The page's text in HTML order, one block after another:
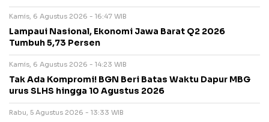
Kamis, 6 Agustus 2026 - 16:47 WIB
Lampaui Nasional, Ekonomi Jawa Barat Q2 2026
Tumbuh 5,73 Persen
Kamis, 6 Agustus 2026 - 14:23 WIB
Tak Ada Kompromi! BGN Beri Batas Waktu Dapur MBG
urus SLHS hingga 10 Agustus 2026
Rabu, 5 Agustus 2026 - 13:33 WIB